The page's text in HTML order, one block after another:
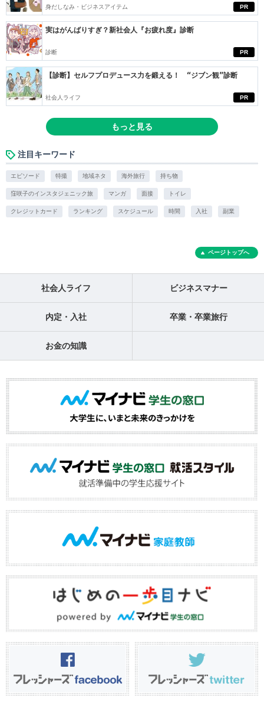
PR
身だしなみ・ビジネスアイテム
PR
実はがんばりすぎ？新社会人『お疲れ度』診断
診断
PR
【診断】セルフプロデュース力を鍛える！ “ジブン観”診断
社会人ライフ
もっと見る
注目キーワード
エピソード 特撮 地域ネタ 海外旅行 持ち物
窪咲子のインスタジェニック旅 マンガ 面接 トイレ
クレジットカード ランキング スケジュール 時間 入社 副業
ページトップへ
社会人ライフ ビジネスマナー
内定・入社 卒業・卒業旅行
お金の知識